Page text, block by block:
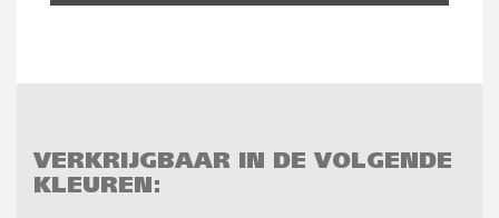
VERKRIJGBAAR IN DE VOLGENDE
KLEUREN: